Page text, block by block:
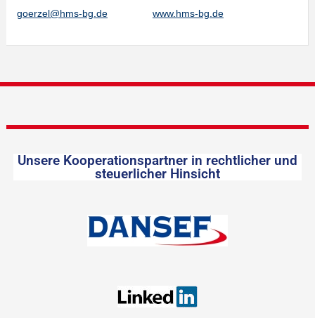
goerzel@hms-bg.de
www.hms-bg.de
Unsere Kooperationspartner in rechtlicher und
steuerlicher Hinsicht